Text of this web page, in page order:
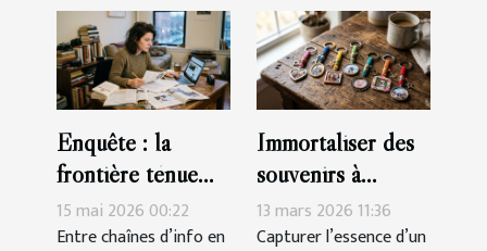
Enquête : la
frontière ténue
entre information,
culture et
15 mai 2026 00:22
Entre chaînes d’info en
Immortaliser des
souvenirs à
travers des porte-
clés sur mesure
13 mars 2026 11:36
Capturer l’essence d’un